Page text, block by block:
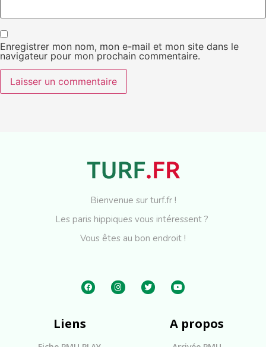
Enregistrer mon nom, mon e-mail et mon site dans le
navigateur pour mon prochain commentaire.
Bienvenue sur turf.fr !
Les paris hippiques vous intéressent ?
Vous êtes au bon endroit !
Liens A propos